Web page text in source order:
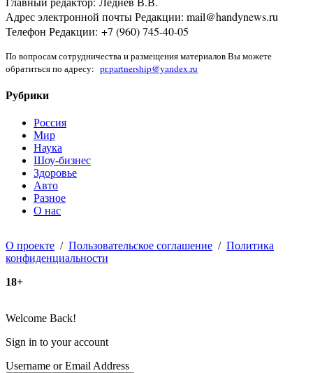
Адрес электронной почты Редакции: mail@handynews.ru
Телефон Редакции: +7 (960) 745-40-05
По вопросам сотрудничества и размещения материалов Вы можете
обратиться по адресу: pr.partnership@yandex.ru
Рубрики
Россия
Мир
Наука
Шоу-бизнес
Здоровье
Авто
Разное
О нас
О проекте / Пользовательское соглашение / Политика
конфиденциальности
18+
Welcome Back!
Sign in to your account
Username or Email Address